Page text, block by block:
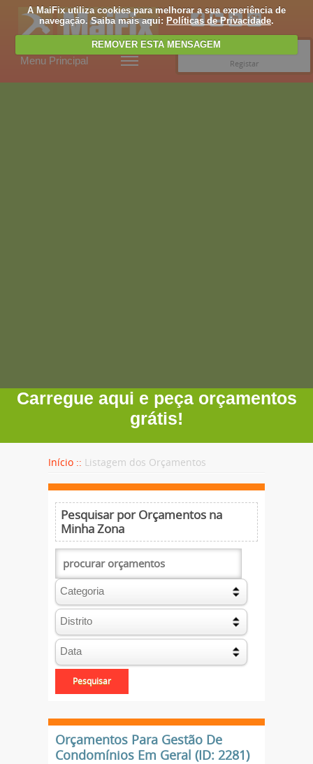
A MaiFix utiliza cookies para melhorar a sua experiência de
navegação. Saiba mais aqui: Políticas de Privacidade.
REMOVER ESTA MENSAGEM
Menu Principal
Registar
Carregue aqui e peça orçamentos
grátis!
Início :: Listagem dos Orçamentos
Pesquisar por Orçamentos na
Minha Zona
Orçamentos Para Gestão De
Condomínios Em Geral (ID: 2281)